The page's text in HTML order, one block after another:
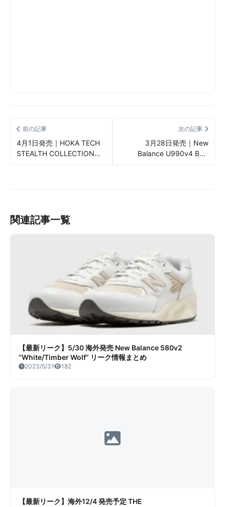
前の記事
4月1日発売｜HOKA TECH
STEALTH COLLECTION
次の記事
3月28日発売｜New
Balance U990v4 BB4
関連記事一覧
【最新リーク】5/30 海外発売 New Balance 580v2
“White/Timber Wolf” リーク情報まとめ
2023/5/31 182
【最新リーク】海外12/4 発売予定 THE